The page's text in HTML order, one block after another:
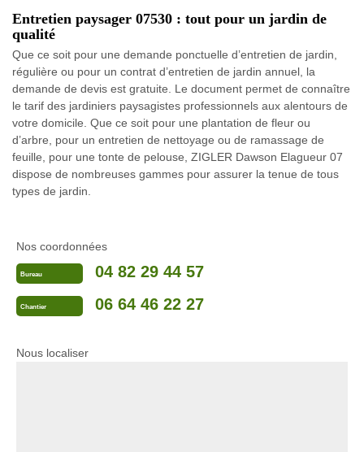
Entretien paysager 07530 : tout pour un jardin de
qualité
Que ce soit pour une demande ponctuelle d’entretien de jardin,
régulière ou pour un contrat d’entretien de jardin annuel, la
demande de devis est gratuite. Le document permet de connaître
le tarif des jardiniers paysagistes professionnels aux alentours de
votre domicile. Que ce soit pour une plantation de fleur ou
d’arbre, pour un entretien de nettoyage ou de ramassage de
feuille, pour une tonte de pelouse, ZIGLER Dawson Elagueur 07
dispose de nombreuses gammes pour assurer la tenue de tous
types de jardin.
Nos coordonnées
Bureau 04 82 29 44 57
Chantier 06 64 46 22 27
Nous localiser